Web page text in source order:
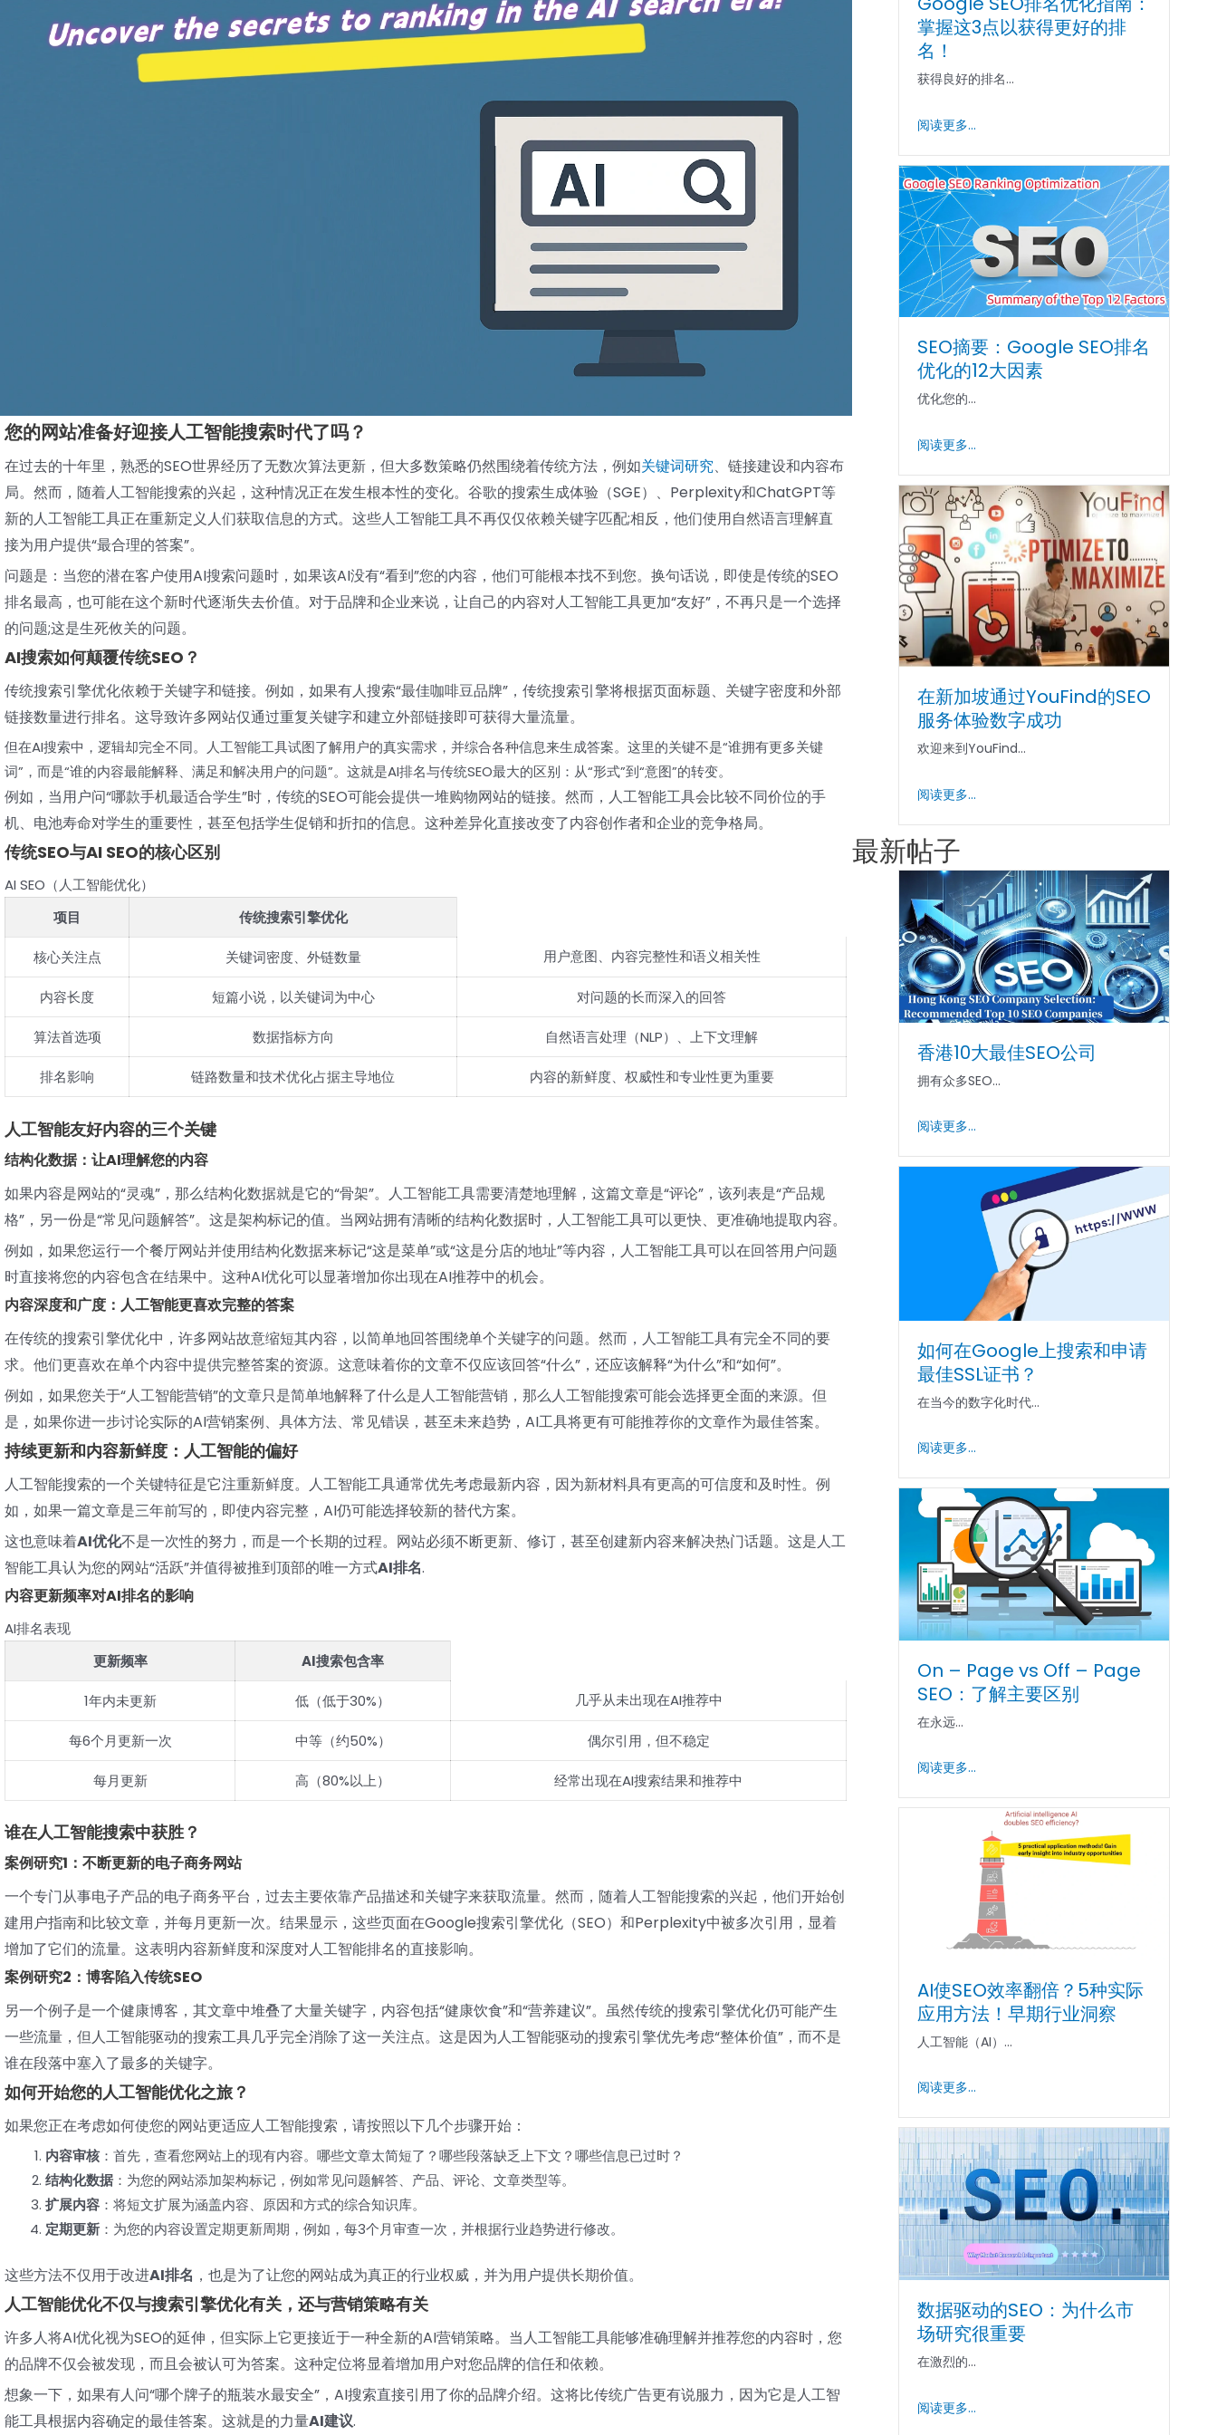
您的网站准备好迎接人工智能搜索时代了吗？
在过去的十年里，熟悉的SEO世界经历了无数次算法更新，但大多数策略仍然围绕着传统方法，例如关键词研究、链接建设和内容布
局。然而，随着人工智能搜索的兴起，这种情况正在发生根本性的变化。谷歌的搜索生成体验（SGE）、Perplexity和ChatGPT等
新的人工智能工具正在重新定义人们获取信息的方式。这些人工智能工具不再仅仅依赖关键字匹配;相反，他们使用自然语言理解直
接为用户提供“最合理的答案”。
问题是：当您的潜在客户使用AI搜索问题时，如果该AI没有“看到”您的内容，他们可能根本找不到您。换句话说，即使是传统的SEO
排名最高，也可能在这个新时代逐渐失去价值。对于品牌和企业来说，让自己的内容对人工智能工具更加“友好”，不再只是一个选择
的问题;这是生死攸关的问题。
AI搜索如何颠覆传统SEO？
传统搜索引擎优化依赖于关键字和链接。例如，如果有人搜索“最佳咖啡豆品牌”，传统搜索引擎将根据页面标题、关键字密度和外部
链接数量进行排名。这导致许多网站仅通过重复关键字和建立外部链接即可获得大量流量。
但在AI搜索中，逻辑却完全不同。人工智能工具试图了解用户的真实需求，并综合各种信息来生成答案。这里的关键不是“谁拥有更多关键
词”，而是“谁的内容最能解释、满足和解决用户的问题”。这就是AI排名与传统SEO最大的区别：从“形式”到“意图”的转变。
例如，当用户问“哪款手机最适合学生”时，传统的SEO可能会提供一堆购物网站的链接。然而，人工智能工具会比较不同价位的手
机、电池寿命对学生的重要性，甚至包括学生促销和折扣的信息。这种差异化直接改变了内容创作者和企业的竞争格局。
传统SEO与AI SEO的核心区别
AI SEO（人工智能优化）
项目
传统搜索引擎优化
核心关注点 关键词密度、外链数量 用户意图、内容完整性和语义相关性
内容长度 短篇小说，以关键词为中心 对问题的长而深入的回答
算法首选项 数据指标方向 自然语言处理（NLP）、上下文理解
排名影响 链路数量和技术优化占据主导地位 内容的新鲜度、权威性和专业性更为重要
人工智能友好内容的三个关键
结构化数据：让AI理解您的内容
如果内容是网站的“灵魂”，那么结构化数据就是它的“骨架”。人工智能工具需要清楚地理解，这篇文章是“评论”，该列表是“产品规
格”，另一份是“常见问题解答”。这是架构标记的值。当网站拥有清晰的结构化数据时，人工智能工具可以更快、更准确地提取内容。
例如，如果您运行一个餐厅网站并使用结构化数据来标记“这是菜单”或“这是分店的地址”等内容，人工智能工具可以在回答用户问题
时直接将您的内容包含在结果中。这种AI优化可以显著增加你出现在AI推荐中的机会。
内容深度和广度：人工智能更喜欢完整的答案
在传统的搜索引擎优化中，许多网站故意缩短其内容，以简单地回答围绕单个关键字的问题。然而，人工智能工具有完全不同的要
求。他们更喜欢在单个内容中提供完整答案的资源。这意味着你的文章不仅应该回答“什么”，还应该解释“为什么”和“如何”。
例如，如果您关于“人工智能营销”的文章只是简单地解释了什么是人工智能营销，那么人工智能搜索可能会选择更全面的来源。但
是，如果你进一步讨论实际的AI营销案例、具体方法、常见错误，甚至未来趋势，AI工具将更有可能推荐你的文章作为最佳答案。
持续更新和内容新鲜度：人工智能的偏好
人工智能搜索的一个关键特征是它注重新鲜度。人工智能工具通常优先考虑最新内容，因为新材料具有更高的可信度和及时性。例
如，如果一篇文章是三年前写的，即使内容完整，AI仍可能选择较新的替代方案。
这也意味着AI优化不是一次性的努力，而是一个长期的过程。网站必须不断更新、修订，甚至创建新内容来解决热门话题。这是人工
智能工具认为您的网站“活跃”并值得被推到顶部的唯一方式AI排名.
内容更新频率对AI排名的影响
AI排名表现
更新频率
AI搜索包含率
1年内未更新 低（低于30%） 几乎从未出现在AI推荐中
每6个月更新一次 中等（约50%） 偶尔引用，但不稳定
每月更新 高（80%以上） 经常出现在AI搜索结果和推荐中
谁在人工智能搜索中获胜？
案例研究1：不断更新的电子商务网站
一个专门从事电子产品的电子商务平台，过去主要依靠产品描述和关键字来获取流量。然而，随着人工智能搜索的兴起，他们开始创
建用户指南和比较文章，并每月更新一次。结果显示，这些页面在Google搜索引擎优化（SEO）和Perplexity中被多次引用，显着
增加了它们的流量。这表明内容新鲜度和深度对人工智能排名的直接影响。
案例研究2：博客陷入传统SEO
另一个例子是一个健康博客，其文章中堆叠了大量关键字，内容包括“健康饮食”和“营养建议”。虽然传统的搜索引擎优化仍可能产生
一些流量，但人工智能驱动的搜索工具几乎完全消除了这一关注点。这是因为人工智能驱动的搜索引擎优先考虑“整体价值”，而不是
谁在段落中塞入了最多的关键字。
如何开始您的人工智能优化之旅？
如果您正在考虑如何使您的网站更适应人工智能搜索，请按照以下几个步骤开始：
内容审核：首先，查看您网站上的现有内容。哪些文章太简短了？哪些段落缺乏上下文？哪些信息已过时？
结构化数据 ：为您的网站添加架构标记，例如常见问题解答、产品、评论、文章类型等。
扩展内容 ：将短文扩展为涵盖内容、原因和方式的综合知识库。
定期更新 ：为您的内容设置定期更新周期，例如，每3个月审查一次，并根据行业趋势进行修改。
这些方法不仅用于改进AI排名 ，也是为了让您的网站成为真正的行业权威，并为用户提供长期价值。
人工智能优化不仅与搜索引擎优化有关，还与营销策略有关
许多人将AI优化视为SEO的延伸，但实际上它更接近于一种全新的AI营销策略。当人工智能工具能够准确理解并推荐您的内容时，您
的品牌不仅会被发现，而且会被认可为答案。这种定位将显着增加用户对您品牌的信任和依赖。
想象一下，如果有人问“哪个牌子的瓶装水最安全”，AI搜索直接引用了你的品牌介绍。这将比传统广告更有说服力，因为它是人工智
能工具根据内容确定的最佳答案。这就是的力量AI建议.
掌握这3点以获得更好的排
名！
获得良好的排名...
阅读更多...
SEO摘要：Google SEO排名
优化的12大因素
优化您的...
阅读更多...
在新加坡通过YouFind的SEO
服务体验数字成功
欢迎来到YouFind...
阅读更多...
最新帖子
香港10大最佳SEO公司
拥有众多SEO...
阅读更多...
如何在Google上搜索和申请
最佳SSL证书？
在当今的数字化时代...
阅读更多...
On – Page vs Off – Page
SEO：了解主要区别
在永远...
阅读更多...
AI使SEO效率翻倍？5种实际
应用方法！早期行业洞察
人工智能（AI）...
阅读更多...
数据驱动的SEO：为什么市
场研究很重要
在激烈的...
阅读更多...